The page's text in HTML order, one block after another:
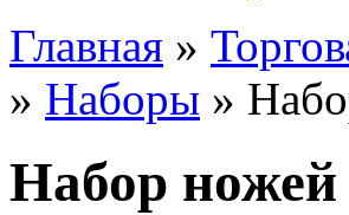
Главная »
» Наборы »
Набор ножей